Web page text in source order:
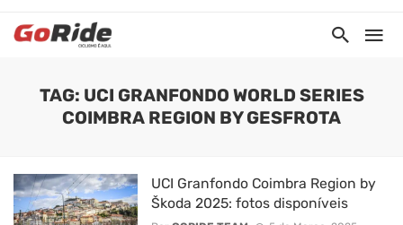
TAG: UCI GRANFONDO WORLD SERIES
COIMBRA REGION BY GESFROTA
UCI Granfondo Coimbra Region by
Škoda 2025: fotos disponíveis